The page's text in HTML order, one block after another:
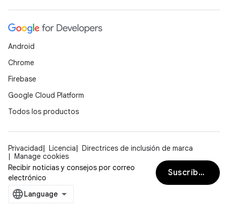
Android
Chrome
Firebase
Google Cloud Platform
Todos los productos
Privacidad Licencia
Directrices de inclusión de marca
Manage cookies
Recibir noticias y consejos por correo
electrónico
Suscríbete